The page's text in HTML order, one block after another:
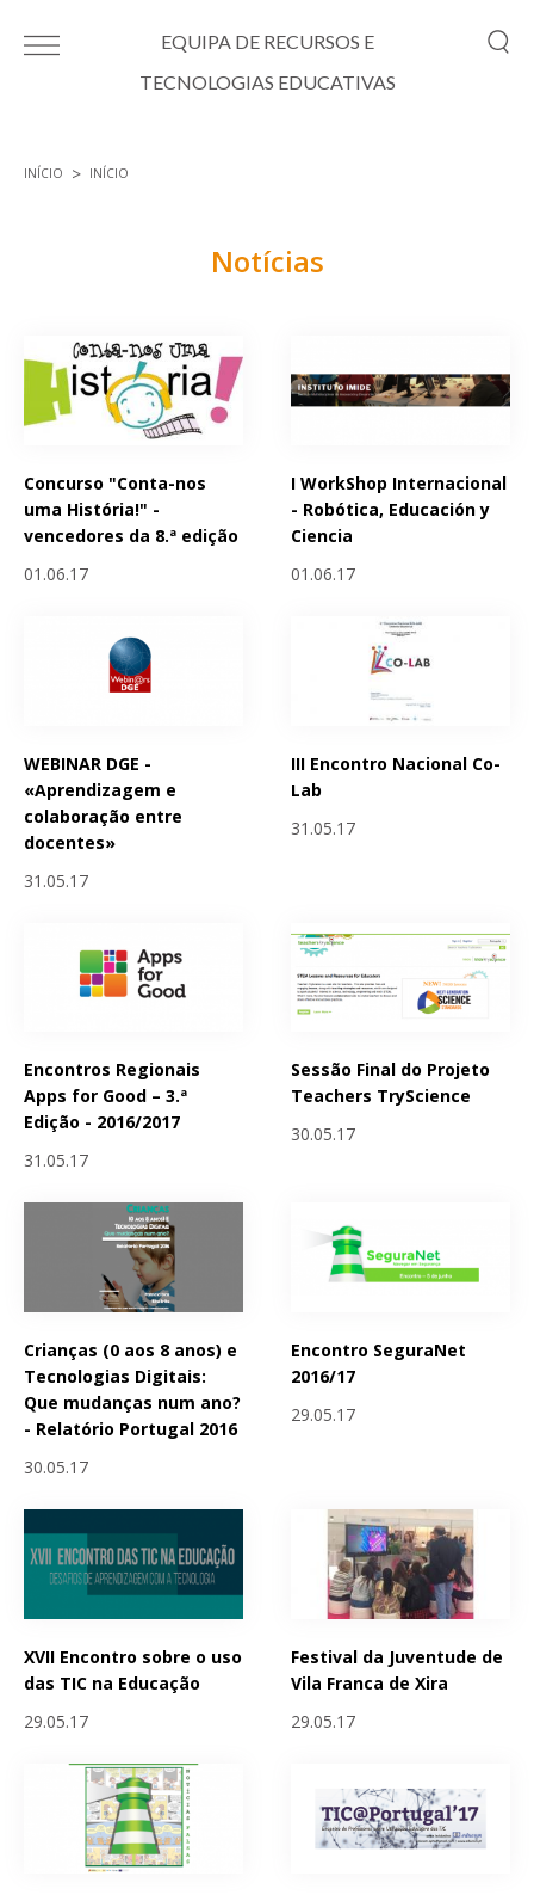
EQUIPA DE RECURSOS E
TECNOLOGIAS EDUCATIVAS
INÍCIO INÍCIO
Notícias
Concurso "Conta-nos
uma História!" -
vencedores da 8.ª edição
01.06.17
I WorkShop Internacional
- Robótica, Educación y
Ciencia
01.06.17
WEBINAR DGE -
«Aprendizagem e
colaboração entre
docentes»
31.05.17
III Encontro Nacional Co-
Lab
31.05.17
Encontros Regionais
Apps for Good – 3.ª
Edição - 2016/2017
31.05.17
Sessão Final do Projeto
Teachers TryScience
30.05.17
Crianças (0 aos 8 anos) e
Tecnologias Digitais:
Que mudanças num ano?
- Relatório Portugal 2016
30.05.17
Encontro SeguraNet
2016/17
29.05.17
XVII Encontro sobre o uso
das TIC na Educação
29.05.17
Festival da Juventude de
Vila Franca de Xira
29.05.17
Páginas